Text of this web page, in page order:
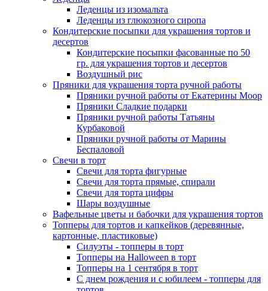
Леденцы из изомальта
Леденцы из глюкозного сиропа
Кондитерские посыпки для украшения тортов и
десертов
Кондитерские посыпки фасованные по 50
гр. для украшения тортов и десертов
Воздушный рис
Пряники для украшения торта ручной работы
Пряники ручной работы от Екатерины Моор
Пряники Сладкие подарки
Пряники ручной работы Татьяны
Курбаковой
Пряники ручной работы от Марины
Беспаловой
Свечи в торт
Свечи для торта фигурные
Свечи для торта прямые, спирали
Свечи для торта цифры
Шары воздушные
Вафельные цветы и бабочки для украшения тортов
Топперы для тортов и капкейков (деревянные,
картонные, пластиковые)
Силуэты - топперы в торт
Топперы на Halloween в торт
Топперы на 1 сентября в торт
С днем рождения и с юбилеем - топперы для